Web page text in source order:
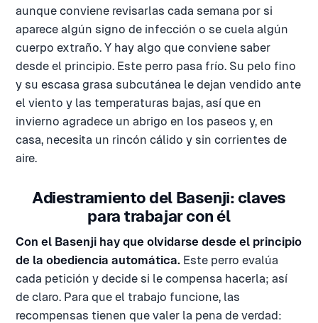
aunque conviene revisarlas cada semana por si
aparece algún signo de infección o se cuela algún
cuerpo extraño. Y hay algo que conviene saber
desde el principio. Este perro pasa frío. Su pelo fino
y su escasa grasa subcutánea le dejan vendido ante
el viento y las temperaturas bajas, así que en
invierno agradece un abrigo en los paseos y, en
casa, necesita un rincón cálido y sin corrientes de
aire.
Adiestramiento del Basenji: claves
para trabajar con él
Con el Basenji hay que olvidarse desde el principio
de la obediencia automática. Este perro evalúa
cada petición y decide si le compensa hacerla; así
de claro. Para que el trabajo funcione, las
recompensas tienen que valer la pena de verdad: